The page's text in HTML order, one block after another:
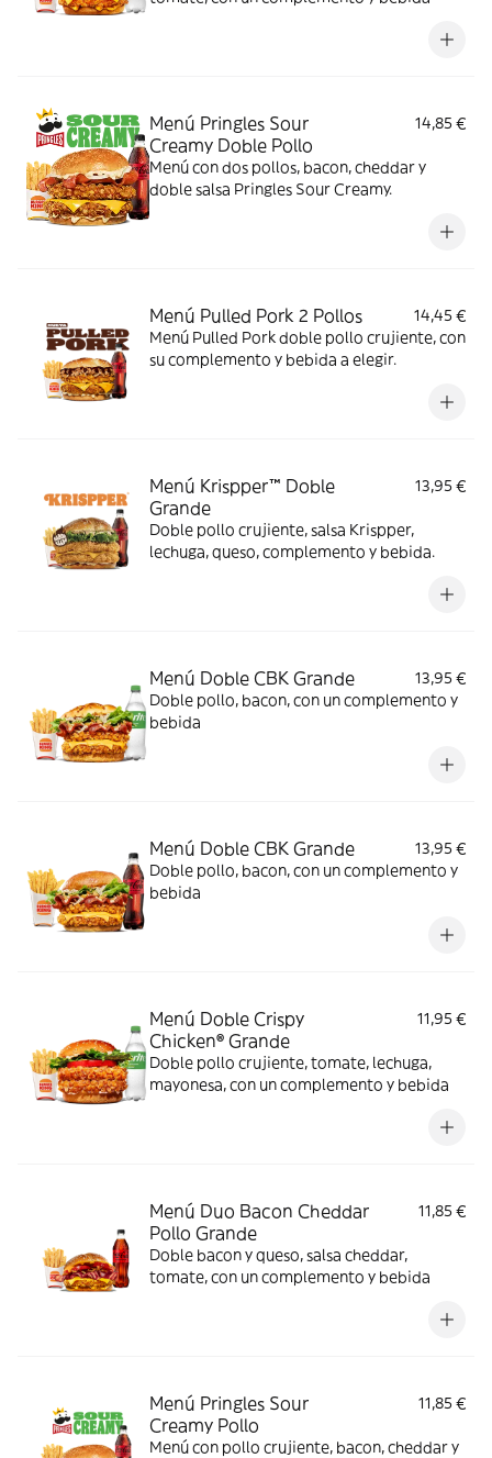
Menú Pringles Sour
Creamy Doble Pollo
14,85 €
Menú con dos pollos, bacon, cheddar y
doble salsa Pringles Sour Creamy.
Menú Pulled Pork 2 Pollos
14,45 €
Menú Pulled Pork doble pollo crujiente, con
su complemento y bebida a elegir.
Menú Krispper™ Doble
Grande
13,95 €
Doble pollo crujiente, salsa Krispper,
lechuga, queso, complemento y bebida.
Menú Doble CBK Grande
13,95 €
Doble pollo, bacon, con un complemento y
bebida
Menú Doble CBK Grande
13,95 €
Doble pollo, bacon, con un complemento y
bebida
Menú Doble Crispy
Chicken® Grande
11,95 €
Doble pollo crujiente, tomate, lechuga,
mayonesa, con un complemento y bebida
Menú Duo Bacon Cheddar
Pollo Grande
11,85 €
Doble bacon y queso, salsa cheddar,
tomate, con un complemento y bebida
Menú Pringles Sour
Creamy Pollo
11,85 €
Menú con pollo crujiente, bacon, cheddar y